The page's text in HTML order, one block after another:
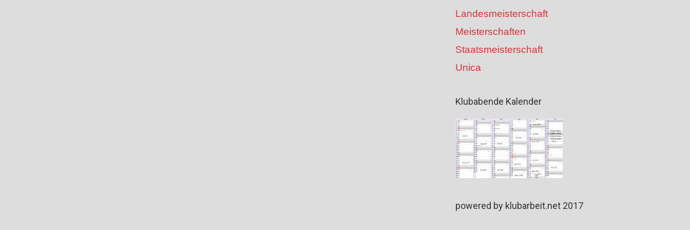
Landesmeisterschaft
Meisterschaften
Staatsmeisterschaft
Unica
Klubabende Kalender
powered by klubarbeit.net 2017